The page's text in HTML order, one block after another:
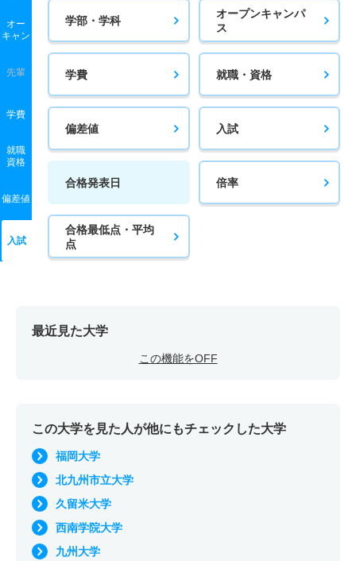
オー
キャン
先輩
学費
就職
資格
偏差値
入試
学部・学科
オープンキャンパ
ス
学費 就職・資格
偏差値 入試
合格発表日 倍率
合格最低点・平均
点
最近見た大学
この機能をOFF
この大学を見た人が他にもチェックした大学
福岡大学
北九州市立大学
久留米大学
西南学院大学
九州大学